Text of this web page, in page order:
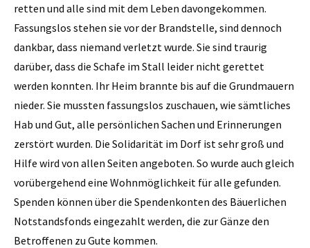
retten und alle sind mit dem Leben davongekommen.
Fassungslos stehen sie vor der Brandstelle, sind dennoch
dankbar, dass niemand verletzt wurde. Sie sind traurig
darüber, dass die Schafe im Stall leider nicht gerettet
werden konnten. Ihr Heim brannte bis auf die Grundmauern
nieder. Sie mussten fassungslos zuschauen, wie sämtliches
Hab und Gut, alle persönlichen Sachen und Erinnerungen
zerstört wurden. Die Solidarität im Dorf ist sehr groß und
Hilfe wird von allen Seiten angeboten. So wurde auch gleich
vorübergehend eine Wohnmöglichkeit für alle gefunden.
Spenden können über die Spendenkonten des Bäuerlichen
Notstandsfonds eingezahlt werden, die zur Gänze den
Betroffenen zu Gute kommen.